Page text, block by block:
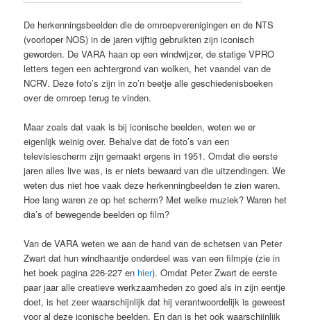
De herkenningsbeelden die de omroepverenigingen en de NTS
(voorloper NOS) in de jaren vijftig gebruikten zijn iconisch
geworden. De VARA haan op een windwijzer, de statige VPRO
letters tegen een achtergrond van wolken, het vaandel van de
NCRV. Deze foto’s zijn in zo’n beetje alle geschiedenisboeken
over de omroep terug te vinden.
Maar zoals dat vaak is bij iconische beelden, weten we er
eigenlijk weinig over. Behalve dat de foto’s van een
televisiescherm zijn gemaakt ergens in 1951. Omdat die eerste
jaren alles live was, is er niets bewaard van die uitzendingen. We
weten dus niet hoe vaak deze herkenningbeelden te zien waren.
Hoe lang waren ze op het scherm? Met welke muziek? Waren het
dia’s of bewegende beelden op film?
Van de VARA weten we aan de hand van de schetsen van Peter
Zwart dat hun windhaantje onderdeel was van een filmpje (zie in
het boek pagina 226-227 en hier). Omdat Peter Zwart de eerste
paar jaar alle creatieve werkzaamheden zo goed als in zijn eentje
doet, is het zeer waarschijnlijk dat hij verantwoordelijk is geweest
voor al deze iconische beelden. En dan is het ook waarschijnlijk